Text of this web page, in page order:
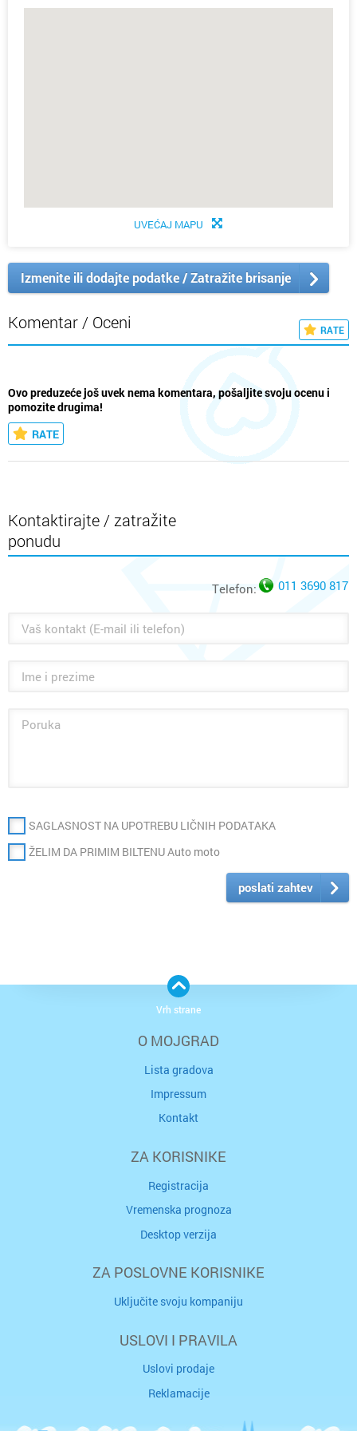
UVEĆAJ MAPU
Izmenite ili dodajte podatke / Zatražite brisanje
Komentar / Oceni RATE
Ovo preduzeće još uvek nema komentara, pošaljite svoju ocenu i
pomozite drugima!
RATE
Kontaktirajte / zatražite
ponudu
Telefon: 011 3690 817
SAGLASNOST NA UPOTREBU LIČNIH PODATAKA
ŽELIM DA PRIMIM BILTENU Auto moto
poslati zahtev
O MOJGRAD
Lista gradova
Impressum
Kontakt
ZA KORISNIKE
Registracija
Vremenska prognoza
Desktop verzija
ZA POSLOVNE KORISNIKE
Uključite svoju kompaniju
USLOVI I PRAVILA
Uslovi prodaje
Reklamacije
Vrh strane